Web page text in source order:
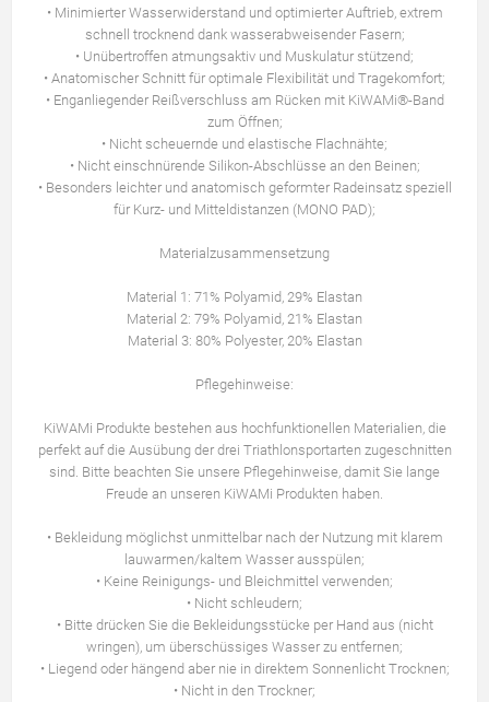
• Minimierter Wasserwiderstand und optimierter Auftrieb, extrem
schnell trocknend dank wasserabweisender Fasern;
• Unübertroffen atmungsaktiv und Muskulatur stützend;
• Anatomischer Schnitt für optimale Flexibilität und Tragekomfort;
• Enganliegender Reißverschluss am Rücken mit KiWAMi®-Band
zum Öffnen;
• Nicht scheuernde und elastische Flachnähte;
• Nicht einschnürende Silikon-Abschlüsse an den Beinen;
• Besonders leichter und anatomisch geformter Radeinsatz speziell
für Kurz- und Mitteldistanzen (MONO PAD);
Materialzusammensetzung
Material 1: 71% Polyamid, 29% Elastan
Material 2: 79% Polyamid, 21% Elastan
Material 3: 80% Polyester, 20% Elastan
Pflegehinweise:
KiWAMi Produkte bestehen aus hochfunktionellen Materialien, die
perfekt auf die Ausübung der drei Triathlonsportarten zugeschnitten
sind. Bitte beachten Sie unsere Pflegehinweise, damit Sie lange
Freude an unseren KiWAMi Produkten haben.
• Bekleidung möglichst unmittelbar nach der Nutzung mit klarem
lauwarmen/kaltem Wasser ausspülen;
• Keine Reinigungs- und Bleichmittel verwenden;
• Nicht schleudern;
• Bitte drücken Sie die Bekleidungsstücke per Hand aus (nicht
wringen), um überschüssiges Wasser zu entfernen;
• Liegend oder hängend aber nie in direktem Sonnenlicht Trocknen;
• Nicht in den Trockner;